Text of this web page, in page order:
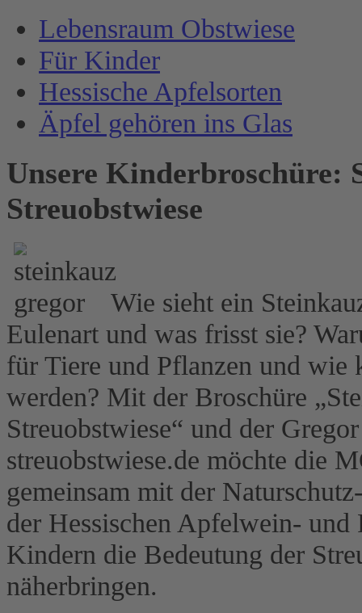
Lebensraum Obstwiese
Für Kinder
Hessische Apfelsorten
Äpfel gehören ins Glas
Unsere Kinderbroschüre:
Streuobstwiese
Wie sieht ein
Eulenart und was frisst sie?
für Tiere und Pflanzen und wie
werden? Mit der Broschüre
Streuobstwiese“ und der
streuobstwiese.de möchte die
gemeinsam mit der
der Hessischen Apfelwein-
Kindern die Bedeutung der
näherbringen.